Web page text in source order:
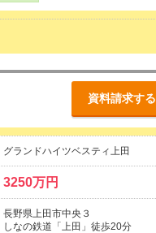
資料請求する
グランドハイツベスティ上田
3250万円
長野県上田市中央３
しなの鉄道「上田」徒歩20分